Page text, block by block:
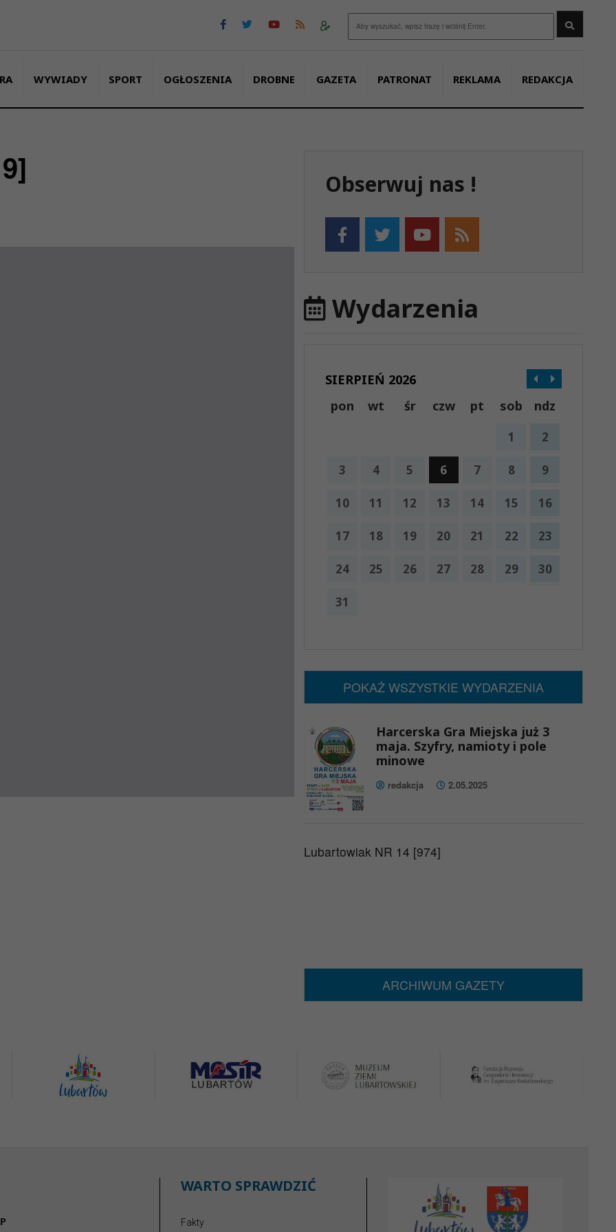
WYWIADY SPORT OGŁOSZENIA DROBNE GAZETA PATRONAT REKLAMA REDAKCJA
Obserwuj nas !
Wydarzenia
SIERPIEŃ 2026
pon
wt śr czw pt sob ndz
1 2
3 4 5 6 7 8 9
10 11 12 13 14 15 16
17 18 19 20 21 22 23
24 25 26 27 28 29 30
31
POKAŻ WSZYSTKIE WYDARZENIA
Harcerska Gra Miejska już 3
maja. Szyfry, namioty i pole
minowe
redakcja 2.05.2025
Lubartowiak NR 14 [974]
ARCHIWUM GAZETY
WARTO SPRAWDZIĆ
Fakty